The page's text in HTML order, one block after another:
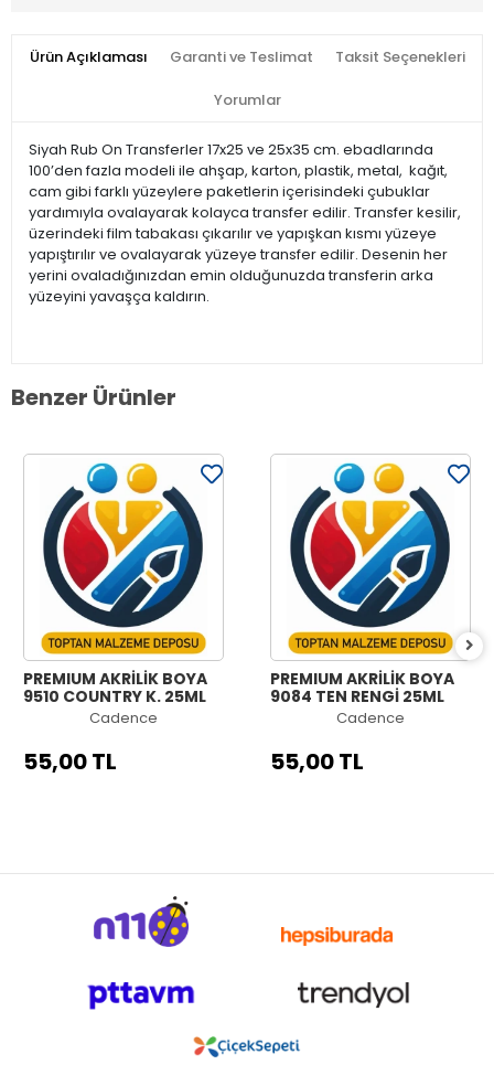
Ürün Açıklaması Garanti ve Teslimat Taksit Seçenekleri
Yorumlar
Siyah Rub On Transferler 17x25 ve 25x35 cm. ebadlarında
100’den fazla modeli ile ahşap, karton, plastik, metal, kağıt,
cam gibi farklı yüzeylere paketlerin içerisindeki çubuklar
yardımıyla ovalayarak kolayca transfer edilir. Transfer kesilir,
üzerindeki film tabakası çıkarılır ve yapışkan kısmı yüzeye
yapıştırılır ve ovalayarak yüzeye transfer edilir. Desenin her
yerini ovaladığınızdan emin olduğunuzda transferin arka
yüzeyini yavaşça kaldırın.
Benzer Ürünler
PREMIUM AKRİLİK BOYA
9510 COUNTRY K. 25ML
Cadence
55,00 TL
PREMIUM AKRİLİK BOYA
9084 TEN RENGİ 25ML
Cadence
55,00 TL